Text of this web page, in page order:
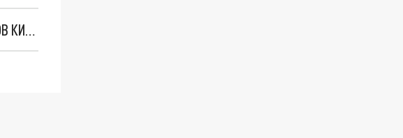
НОВОЕ МАСШТАБНЕЙШЕЕ НАСТУПЛЕНИЕ. ТРИ УЛЬТИМАТУМА ЗЕЛЕНСКОГО ПУТИНУ. "ЛЬВОВ КИМА" ПОСТАВЯТ НА ПВО? ГЛОБАЛЬНЫЙ ПРОРЫВ ПОД ЗАПОРОЖЬЕМ